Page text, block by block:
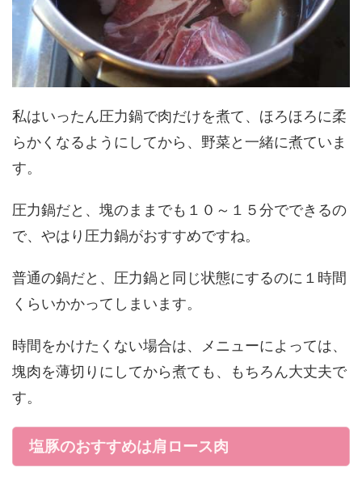
私はいったん圧力鍋で肉だけを煮て、ほろほろに柔
らかくなるようにしてから、野菜と一緒に煮ていま
す。
圧力鍋だと、塊のままでも１０～１５分でできるの
で、やはり圧力鍋がおすすめですね。
普通の鍋だと、圧力鍋と同じ状態にするのに１時間
くらいかかってしまいます。
時間をかけたくない場合は、メニューによっては、
塊肉を薄切りにしてから煮ても、もちろん大丈夫で
す。
塩豚のおすすめは肩ロース肉